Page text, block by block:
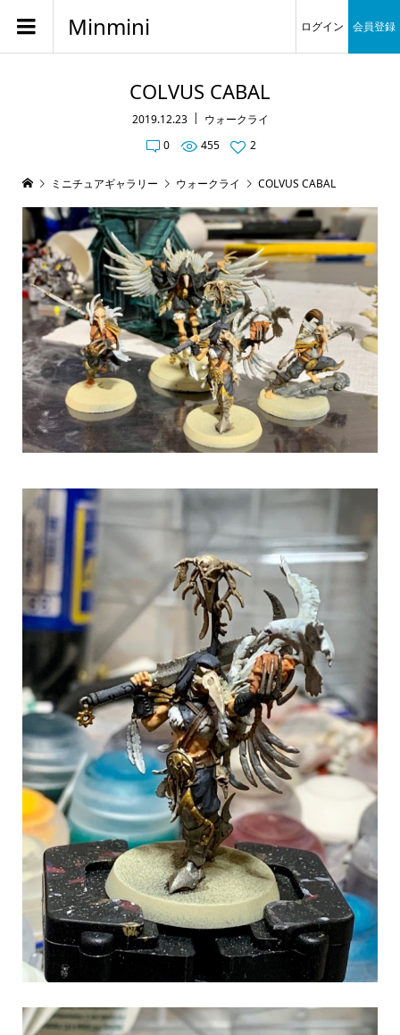
Minmini ログイン 会員登録
COLVUS CABAL
2019.12.23
ウォークライ
0
455 2
ミニチュアギャラリー ウォークライ COLVUS CABAL